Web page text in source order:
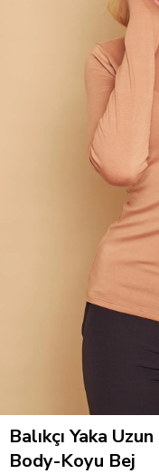
Balıkçı Yaka
Body-Koyu Bej